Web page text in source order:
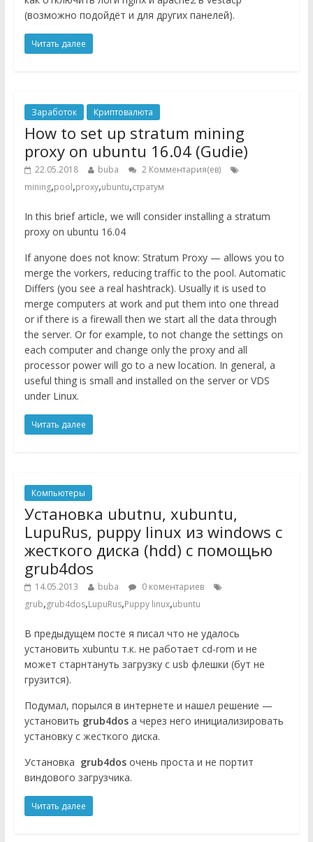
(возможно подойдёт и для других панелей).
Читать далее
Заработок Криптовалюта
How to set up stratum mining
proxy on ubuntu 16.04 (Gudie)
22.05.2018 buba
2 Комментария(ев)
mining,pool,proxy,ubuntu,стратум
In this brief article, we will consider installing a stratum
proxy on ubuntu 16.04
If anyone does not know: Stratum Proxy — allows you to
merge the vorkers, reducing traffic to the pool. Automatic
Differs (you see a real hashtrack). Usually it is used to
merge computers at work and put them into one thread
or if there is a firewall then we start all the data through
the server. Or for example, to not change the settings on
each computer and change only the proxy and all
processor power will go to a new location. In general, a
useful thing is small and installed on the server or VDS
under Linux.
Читать далее
Компьютеры
Установка ubutnu, xubuntu,
LupuRus, puppy linux из windows с
жесткого диска (hdd) с помощью
grub4dos
14.05.2013 buba
0 коментариев
grub,grub4dos,LupuRus,Puppy linux,ubuntu
В предыдущем посте я писал что не удалось
установить xubuntu т.к. не работает cd-rom и не
может старнтануть загрузку с usb флешки (бут не
грузится).
Подумал, порылся в интернете и нашел решение —
установить grub4dosа через него инициализировать
установку с жесткого диска.
Установка grub4dosочень проста и не портит
виндового загрузчика.
Читать далее